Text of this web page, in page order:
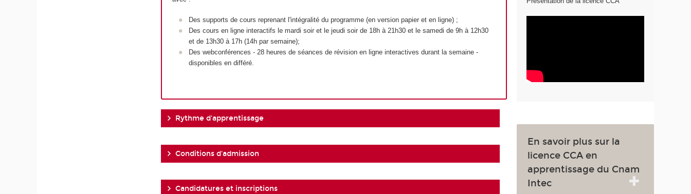
Des supports de cours reprenant l'intégralité du programme (en version papier et en ligne) ;
Des cours en ligne interactifs le mardi soir et le jeudi soir de 18h à 21h30 et le samedi de 9h à 12h30
et de 13h30 à 17h (14h par semaine);
Des webconférences - 28 heures de séances de révision en ligne interactives durant la semaine -
disponibles en différé.
Rythme d'apprentissage
Conditions d'admission
Candidatures et inscriptions
En savoir plus sur la
licence CCA en
apprentissage du Cnam
Intec